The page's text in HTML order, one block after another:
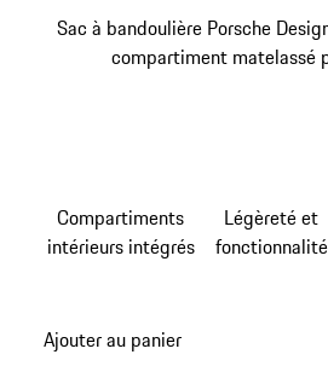
Sac à bandoulière Porsche
compartiment matelassé
Compartiments
intérieurs intégrés
Légèreté et
fonctionnalité
Ajouter au panier